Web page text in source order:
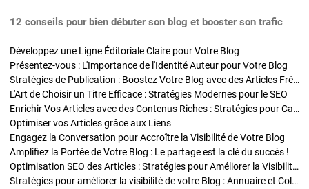
12 conseils pour bien débuter son blog et booster son trafic
Développez une Ligne Éditoriale Claire pour Votre Blog
Présentez-vous : L'Importance de l'Identité Auteur pour Votre Blog
Stratégies de Publication : Boostez Votre Blog avec des Articles Fréquents et Exclusifs
L'Art de Choisir un Titre Efficace : Stratégies Modernes pour le SEO
Enrichir Vos Articles avec des Contenus Riches : Stratégies pour Captiver et Optimiser
Optimiser vos Articles grâce aux Liens
Engagez la Conversation pour Accroître la Visibilité de Votre Blog
Amplifiez la Portée de Votre Blog : Le partage est la clé du succès !
Optimisation SEO des Articles : Stratégies pour Améliorer la Visibilité de Votre Blog
Stratégies pour améliorer la visibilité de votre Blog : Annuaire et Collaborations